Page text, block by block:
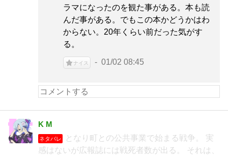
ラマになったのを観た事がある。本も読
んだ事がある。でもこの本かどうかはわ
からない。20年くらい前だった気がす
る。
ナイス 01/02 08:45
K M
ネタバレ
となり町との公共事業で始まる戦争。 実
感はないが広報誌には戦死者数が出る。 それは、